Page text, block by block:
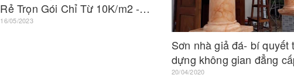
Rẻ Trọn Gói Chỉ Từ 10K/m2 -
Khu Vực TP.HCM
16/05/2023
Sơn nhà giả đá- bí quyết
dựng không gian đẳng
rẻ
20/04/2020